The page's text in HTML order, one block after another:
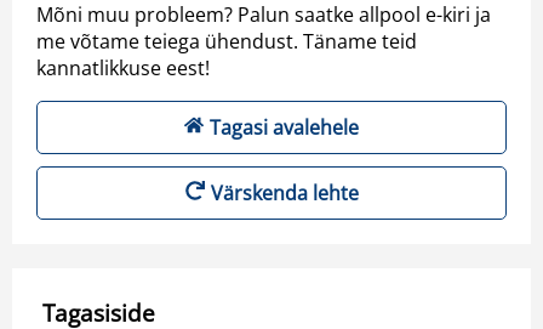
Mõni muu probleem? Palun saatke allpool e-kiri ja
me võtame teiega ühendust. Täname teid
kannatlikkuse eest!
Tagasi avalehele
Värskenda lehte
Tagasiside